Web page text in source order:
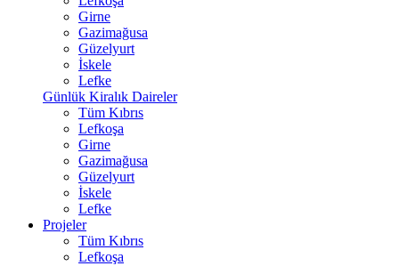
Girne
Gazimağusa
Güzelyurt
İskele
Lefke
Günlük Kiralık Daireler
Tüm Kıbrıs
Lefkoşa
Girne
Gazimağusa
Güzelyurt
İskele
Lefke
Projeler
Tüm Kıbrıs
Lefkoşa